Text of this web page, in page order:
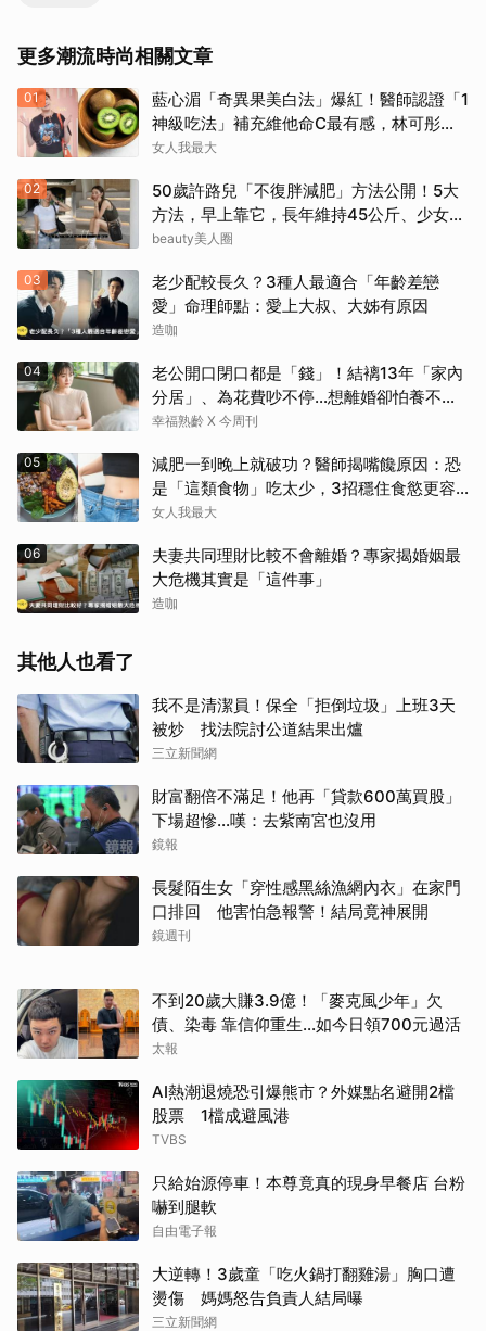
更多潮流時尚相關文章
01
藍心湄「奇異果美白法」爆紅！醫師認證「1
神級吃法」補充維他命C最有感，林可彤自
曝從小跟著吃
女人我最大
02
50歲許路兒「不復胖減肥」方法公開！5大
方法，早上靠它，長年維持45公斤、少女感
滿滿
beauty美人圈
03
老少配較長久？3種人最適合「年齡差戀
愛」命理師點：愛上大叔、大姊有原因
造咖
04
老公開口閉口都是「錢」！結褵13年「家內
分居」、為花費吵不停…想離婚卻怕養不活
自己：還要忍3年？
幸福熟齡 X 今周刊
05
減肥一到晚上就破功？醫師揭嘴饞原因：恐
是「這類食物」吃太少，3招穩住食慾更容
易瘦！
女人我最大
06
夫妻共同理財比較不會離婚？專家揭婚姻最
大危機其實是「這件事」
造咖
其他人也看了
我不是清潔員！保全「拒倒垃圾」上班3天
被炒 找法院討公道結果出爐
三立新聞網
財富翻倍不滿足！他再「貸款600萬買股」
下場超慘...嘆：去紫南宮也沒用
鏡報
長髮陌生女「穿性感黑絲漁網內衣」在家門
口排回 他害怕急報警！結局竟神展開
鏡週刊
不到20歲大賺3.9億！「麥克風少年」欠
債、染毒 靠信仰重生...如今日領700元過活
太報
AI熱潮退燒恐引爆熊市？外媒點名避開2檔
股票 1檔成避風港
TVBS
只給始源停車！本尊竟真的現身早餐店 台粉
嚇到腿軟
自由電子報
大逆轉！3歲童「吃火鍋打翻雞湯」胸口遭
燙傷 媽媽怒告負責人結局曝
三立新聞網